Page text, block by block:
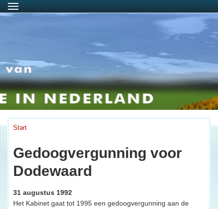
Menu
Start
Gedoogvergunning voor
Dodewaard
31 augustus 1992
Het Kabinet gaat tot 1995 een gedoogvergunning aan de